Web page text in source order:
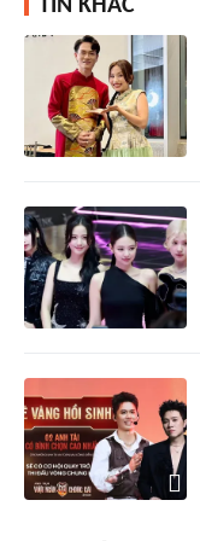
TIN KHÁC